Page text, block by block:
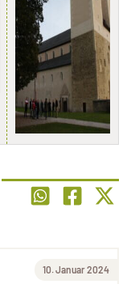
10. Januar 2024